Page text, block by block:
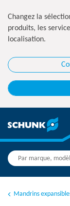
Changez la
produits, les
localisation.
Mandrins